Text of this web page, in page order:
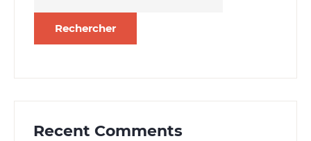
Recent Comments